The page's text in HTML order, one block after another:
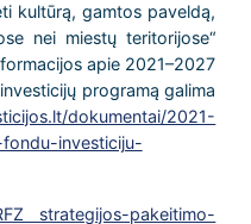
kultūrą, gamtos paveldą,
nei miestų teritorijose“
apie 2021–2027
programą galima
dokumentai/2021-
investiciju-
strategijos-pakeitimo-